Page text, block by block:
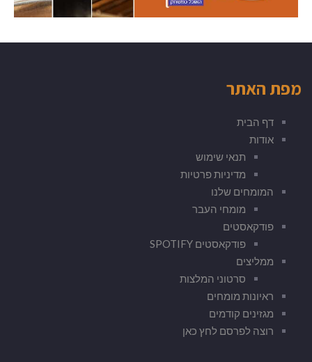
מפת האתר
דף הבית
אודות
תנאי שימוש
מדיניות פרטיות
המומחים שלנו
מומחי העבר
פודקאסטים
פודקאסטים SPOTIFY
ממליצים
סרטוני המלצות
ראיונות מומחים
מגזינים קודמים
רוצה לפרסם לחץ כאן